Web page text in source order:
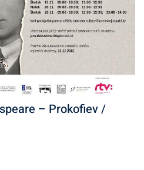
– Prokofiev /